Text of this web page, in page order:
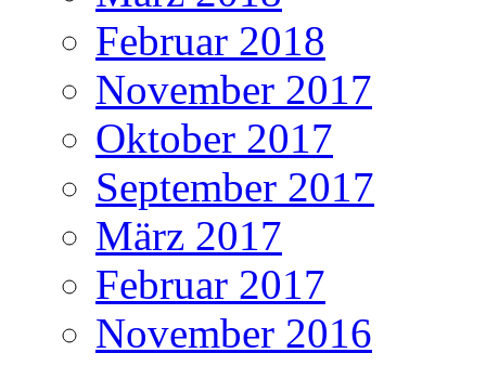
Februar 2018
November 2017
Oktober 2017
September 2017
März 2017
Februar 2017
November 2016